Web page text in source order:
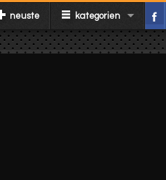
neuste kategorien